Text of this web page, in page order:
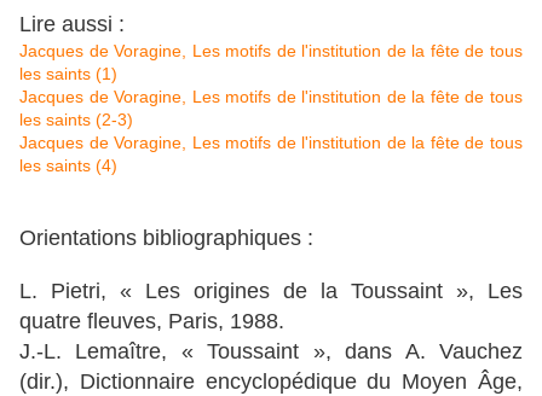
Lire aussi :
Jacques de Voragine, Les motifs de l'institution de la fête de tous
les saints (1)
Jacques de Voragine, Les motifs de l'institution de la fête de tous
les saints (2-3)
Jacques de Voragine, Les motifs de l'institution de la fête de tous
les saints (4)
Orientations bibliographiques :
L. Pietri, « Les origines de la Toussaint », Les
quatre fleuves, Paris, 1988.
J.-L. Lemaître, « Toussaint », dans A. Vauchez
(dir.), Dictionnaire encyclopédique du Moyen Âge,